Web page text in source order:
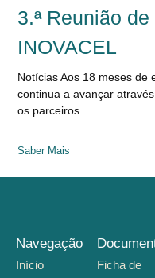
3.ª Reunião
INOVACEL
Notícias Aos 18 meses de
continua a avançar
os parceiros.
Saber Mais
Navegação
Início
Ficha de